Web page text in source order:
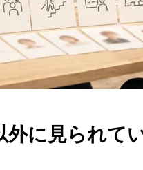
外に見られて